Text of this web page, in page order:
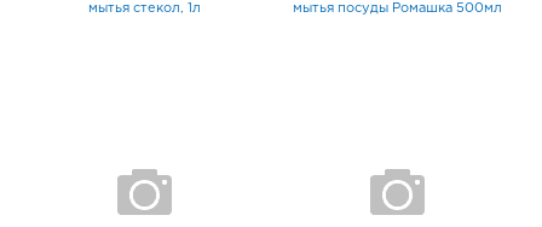
мытья стекол, 1л
мытья посуды Ромашка 500мл